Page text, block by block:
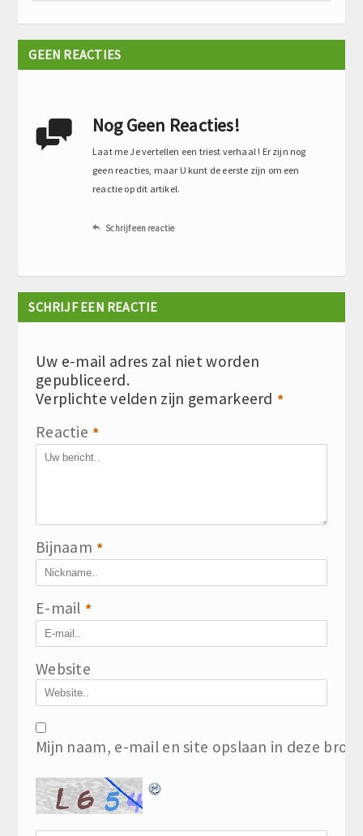
GEEN REACTIES
 Nog Geen Reacties!
Laat me Je vertellen een triest verhaal ! Er zijn nog
geen reacties, maar U kunt de eerste zijn om een
reactie op dit artikel.
 Schrijf een reactie
SCHRIJF EEN REACTIE
Uw e-mail adres zal niet worden
gepubliceerd.
Verplichte velden zijn gemarkeerd *
Reactie *
Bijnaam *
E-mail *
Website
Mijn naam, e-mail en site opslaan in deze